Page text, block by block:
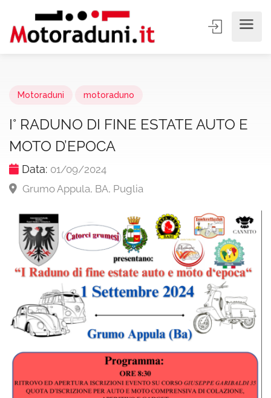
Motoraduni motoraduno
I° RADUNO DI FINE ESTATE AUTO E
MOTO D’EPOCA
Data: 01/09/2024
Grumo Appula, BA, Puglia